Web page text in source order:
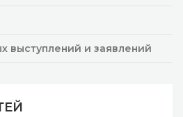
выступлений и заявлений